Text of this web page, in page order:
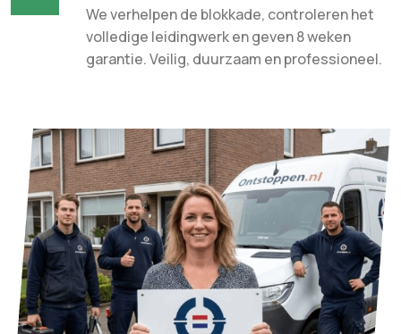
We verhelpen de blokkade, controleren het
volledige leidingwerk en geven 8 weken
garantie. Veilig, duurzaam en professioneel.